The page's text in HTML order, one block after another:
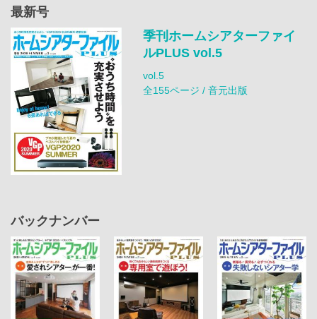
最新号
季刊ホームシアターファイ
ルPLUS vol.5
vol.5
全155ページ / 音元出版
バックナンバー